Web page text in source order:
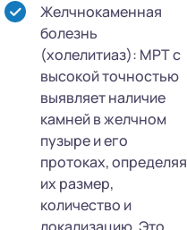
Желчнокаменная
болезнь
(холелитиаз): МРТ с
высокой точностью
выявляет наличие
камней в желчном
пузыре и его
протоках, определяя
их размер,
количество и